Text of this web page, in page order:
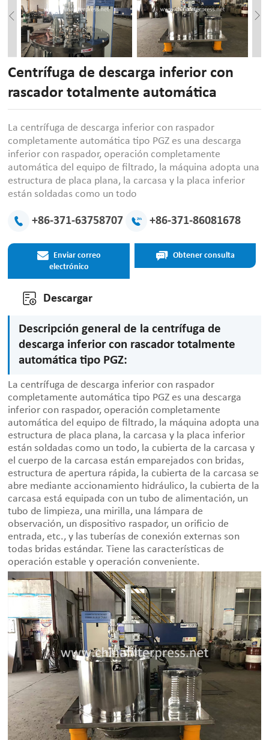
Centrífuga de descarga inferior con
rascador totalmente automática
La centrífuga de descarga inferior con raspador
completamente automática tipo PGZ es una descarga
inferior con raspador, operación completamente
automática del equipo de filtrado, la máquina adopta una
estructura de placa plana, la carcasa y la placa inferior
están soldadas como un todo
+86-371-63758707 +86-371-86081678
Enviar correo
electrónico
Obtener consulta
Descargar
Descripción general de la centrífuga de
descarga inferior con rascador totalmente
automática tipo PGZ:
La centrífuga de descarga inferior con raspador
completamente automática tipo PGZ es una descarga
inferior con raspador, operación completamente
automática del equipo de filtrado, la máquina adopta una
estructura de placa plana, la carcasa y la placa inferior
están soldadas como un todo, la cubierta de la carcasa y
el cuerpo de la carcasa están emparejados con bridas,
estructura de apertura rápida, la cubierta de la carcasa se
abre mediante accionamiento hidráulico, la cubierta de la
carcasa está equipada con un tubo de alimentación, un
tubo de limpieza, una mirilla, una lámpara de
observación, un dispositivo raspador, un orificio de
entrada, etc., y las tuberías de conexión externas son
todas bridas estándar. Tiene las características de
operación estable y operación conveniente.